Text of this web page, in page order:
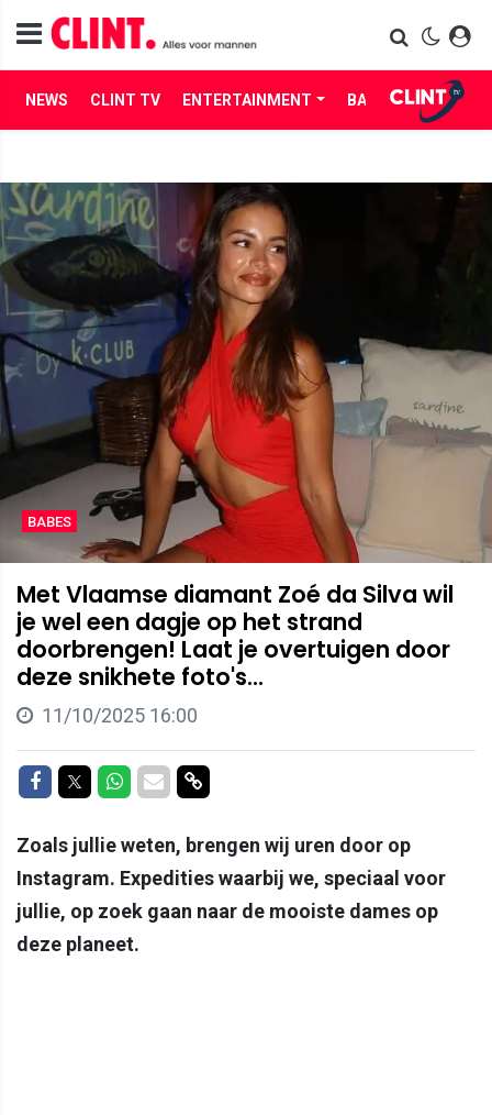
NEWS CLINT TV ENTERTAINMENT BABES LIFE
BABES
Met Vlaamse diamant Zoé da Silva wil
je wel een dagje op het strand
doorbrengen! Laat je overtuigen door
deze snikhete foto's...
11/10/2025 16:00
Delen op Facebook
Delen op Twitter
Delen op Whatsapp
Delen via Mail
Delen via link
Zoals jullie weten, brengen wij uren door op
Instagram. Expedities waarbij we, speciaal voor
jullie, op zoek gaan naar de mooiste dames op
deze planeet.